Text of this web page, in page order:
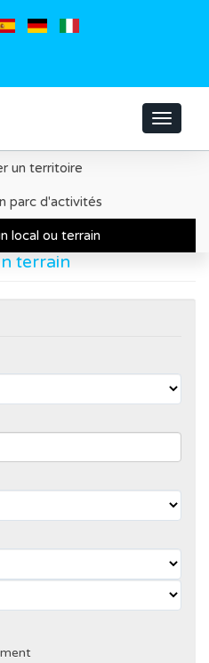
Toggle
un territoire
parc d'activités
local ou terrain
ou d'un terrain
terrain